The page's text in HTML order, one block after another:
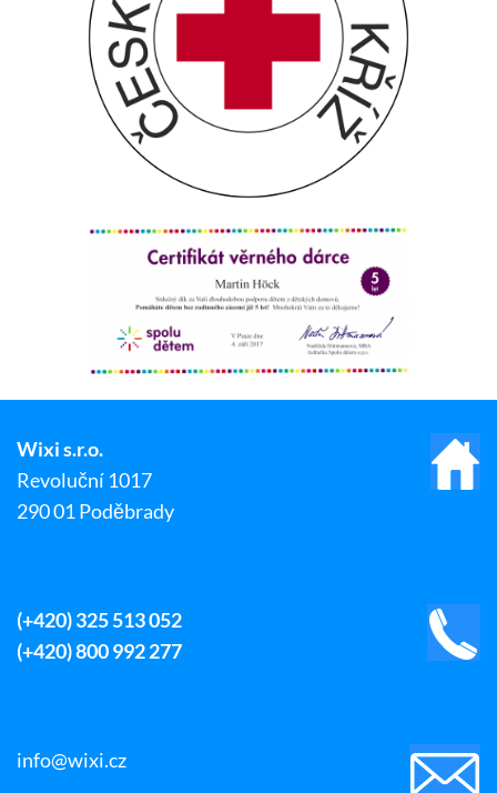
Wixi s.r.o.
Revoluční 1017
290 01 Poděbrady
(+420) 325 513 052
(+420) 800 992 277
info@wixi.cz